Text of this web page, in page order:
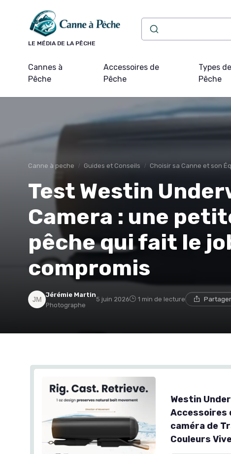
LE MÉDIA DE LA PÊCHE
Cannes à
Pêche
Accessoires de
Pêche
Types de
Pêche
Canne à peche Guides et Conseils Choisir sa Canne et son
Test Westin
Camera : une
pêche qui fait le
compromis
Jérémie Martin
Photographe
5 juin 2026 1 min de lecture
Westin
Accessoires
caméra de
Couleurs